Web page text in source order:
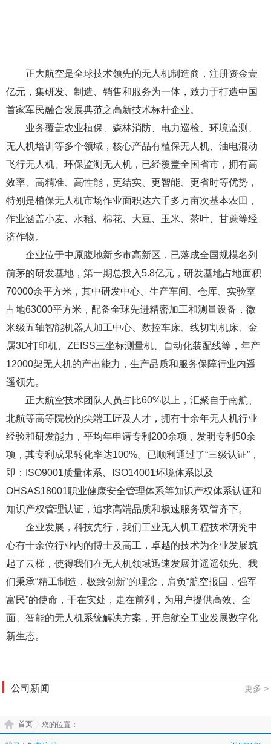
正大航空是全球技术领先的无人机制造商，注册资金壹
亿元，集研发、制造、销售和服务为一体，致力于打造中国
首家军民融合发展典范之高新技术标杆企业。
业务覆盖农业植保、森林消防、电力巡检、环境监测、
无人机培训等多个领域，核心产品有植保无人机、油电混动
飞行无人机、环保监测无人机，已经覆盖全国省市，拥有高
效率、高精准、高性能，更结实、更智能、更省时等优势，
特别是植保无人机市场作业面积达六千多万亩次基本农田，
作业涵盖小麦、水稻、棉花、大豆、玉米、茶叶、甘蔗等经
济作物。
企业位于中原腹地新乡市高新区，已落成全国规模名列
前茅的研发基地，第一期总投入5.8亿元，研发基地占地面积
70000余平方米，其中研发中心、生产车间、仓库、实验室
占地63000平方米，配备全球先进精密加工和测量设备，微
米级五轴智能机器人加工中心、数控车床、线切割机床、金
属3D打印机、ZEISS三坐标测量机、自动化装配线等，年产
12000架无人机的产出能力，生产品质和服务保障行业内遥
遥领先。
正大航空技术团队人员占比60%以上，汇聚自于南航、
北航等高等院校的尖端工匠及人才，拥有十余年无人机行业
经验和研发能力，平均年申请专利200余项，发明专利50余
项，其专利成果转化率达100%。已顺利通过了“三级认证”，
即：ISO9001质量体系、ISO14001环境体系以及
OHSAS18001职业健康安全管理体系等知识产权体系认证和
知识产权管理认证，追求高端品质和极速服务双管齐下。
企业发展，科技先行，我们工业无人机工程技术研究中
心有十余位行业内的博士及高工，卓越的技术为企业发展筑
起了云梯，使得我们在无人机领域迅速发展并遥遥领先。我
们秉承“精工制造，极致创新”的理念，肩负“航空报国，强军
富民”的使命，干在实处，走在前列，为用户提供高效、全
面、智能的无人机系统解决方案，开启航空工业发展数字化
新生态。
公司新闻 更多 >
您的位置：
首页